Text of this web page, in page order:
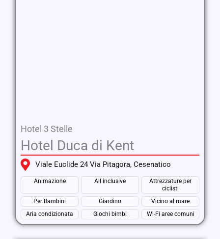
Hotel 3 Stelle
Hotel Duca di Kent
Viale Euclide 24 Via Pitagora, Cesenatico
Animazione All inclusive
Attrezzature per
ciclisti
Per Bambini
Giardino
Vicino al mare
Aria condizionata
Giochi bimbi Wi-Fi aree comuni